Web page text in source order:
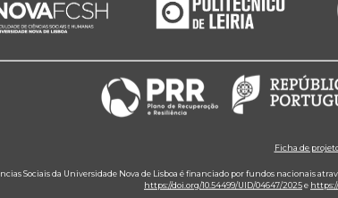
Ficha de
Sociais da Universidade Nova de Lisboa é financiado por fundos nacionais
https://doi.org/10.54499/UID/04647/2025e